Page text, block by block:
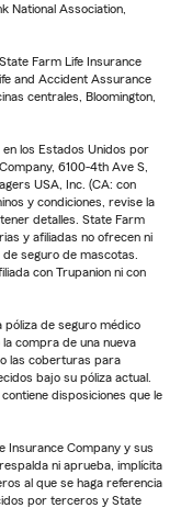
National Association,
Farm Life Insurance
and Accident Assurance
centrales, Bloomington,
los Estados Unidos por
6100-4th Ave S,
USA, Inc. (CA: con
y condiciones, revise la
detalles. State Farm
y afiliadas no ofrecen ni
seguro de mascotas.
con Trupanion ni con
póliza de seguro médico
compra de una nueva
las coberturas para
bajo su póliza actual.
disposiciones que le
Insurance Company y sus
ni aprueba, implícita
al que se haga referencia
por terceros y State